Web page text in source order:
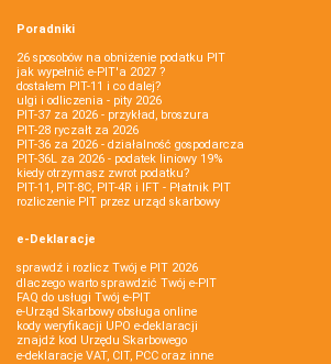
Poradniki
26 sposobów na obniżenie podatku PIT
jak wypełnić e-PIT'a 2027 ?
dostałem PIT-11 i co dalej?
ulgi i odliczenia - pity 2026
PIT-37 za 2026 - przykład, broszura
PIT-28 ryczałt za 2026
PIT-36 za 2026 - działalność gospodarcza
PIT-36L za 2026 - podatek liniowy 19%
kiedy otrzymasz zwrot podatku?
PIT-11, PIT-8C, PIT-4R i IFT - Płatnik PIT
rozliczenie PIT przez urząd skarbowy
e-Deklaracje
sprawdź i rozlicz Twój e PIT 2026
dlaczego warto sprawdzić Twój e-PIT
FAQ do usługi Twój e-PIT
e-Urząd Skarbowy obsługa online
kody weryfikacji UPO e-deklaracji
znajdź kod Urzędu Skarbowego
e-deklaracje VAT, CIT, PCC oraz inne